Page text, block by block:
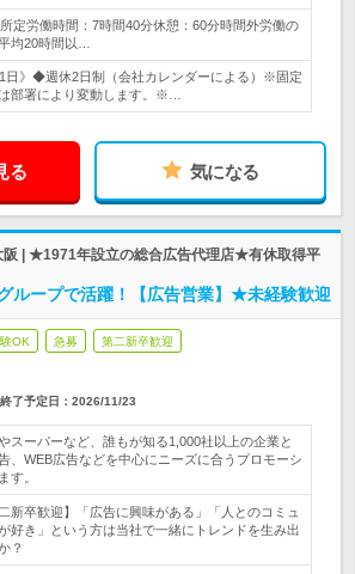
定労働時間：7時間40分休憩：60分時間外労働の
均20時間以…
日》◆週休2日制（会社カレンダーによる）※固定
部署により変動します。※…
る 気になる
阪 | ★1971年設立の総合広告代理店★有休取得平
ループで活躍！【広告営業】★未経験歓迎
OK 急募 第二新卒歓迎
終了予定日： 2026/11/23
スーパーなど、誰もが知る1,000社以上の企業と
、WEB広告などを中心にニーズに合うプロモーシ
す。
新卒歓迎】「広告に興味がある」「人とのコミュ
好き」という方は当社で一緒にトレンドを生み出
？